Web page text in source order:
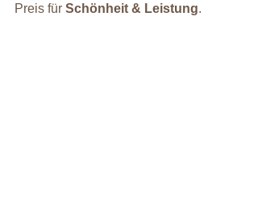
Preis für Schönheit & Leistung.